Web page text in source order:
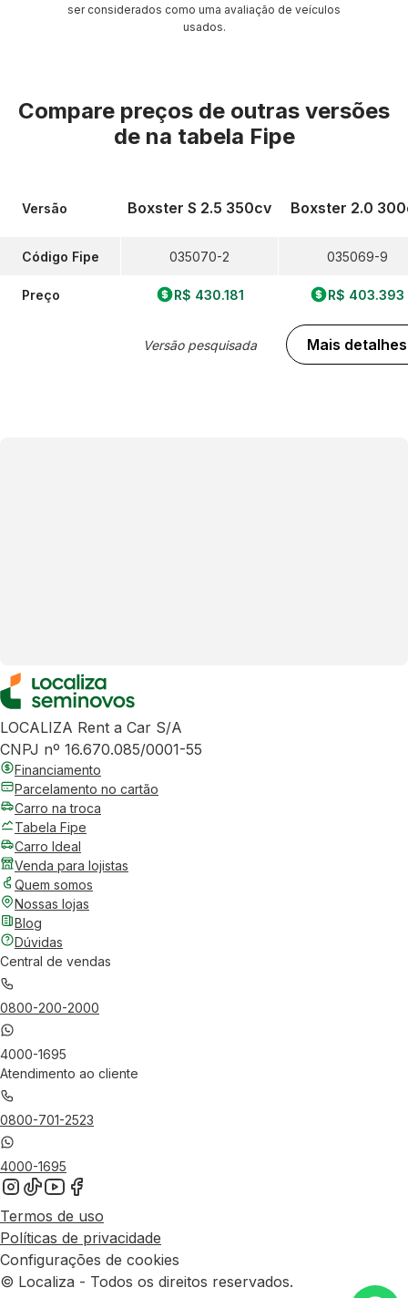
ser considerados como uma avaliação de veículos
usados.
Compare preços de outras versões
de na tabela Fipe
Versão
Código Fipe
Preço
Boxster S 2.5 350cv
035070-2
R$ 430.181
Versão pesquisada
Boxster 2.0
035069-9
R$ 403.393
Mais detalhes
LOCALIZA Rent a Car S/A
CNPJ nº 16.670.085/0001-55
Financiamento
Parcelamento no cartão
Carro na troca
Tabela Fipe
Carro Ideal
Venda para lojistas
Quem somos
Nossas lojas
Blog
Dúvidas
Central de vendas
0800-200-2000
4000-1695
Atendimento ao cliente
0800-701-2523
4000-1695
Termos de uso
Políticas de privacidade
Configurações de cookies
© Localiza - Todos os direitos reservados.